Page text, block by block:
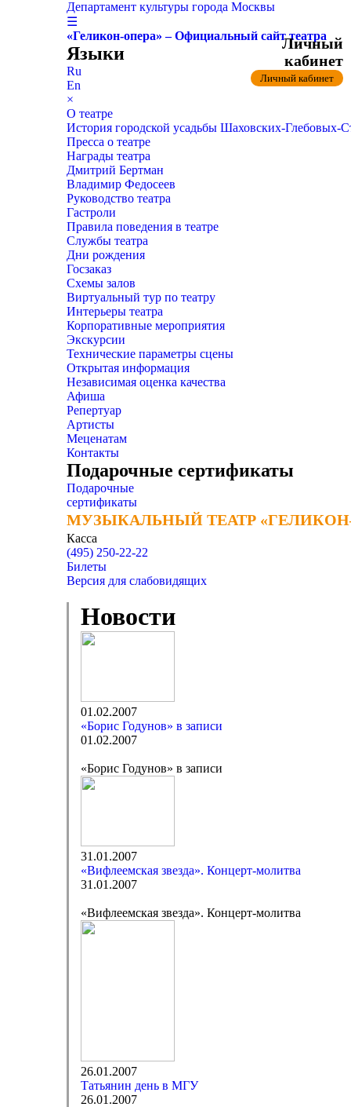
Департамент культуры города Москвы
☰
«Геликон-опера» – Официальный сайт театра
Языки
Ru
En
×
О театре
История городской усадьбы Шаховских-
Пресса о театре
Награды театра
Дмитрий Бертман
Владимир Федосеев
Руководство театра
Гастроли
Правила поведения в театре
Службы театра
Дни рождения
Госзаказ
Схемы залов
Виртуальный тур по театру
Интерьеры театра
Корпоративные мероприятия
Экскурсии
Технические параметры сцены
Открытая информация
Независимая оценка качества
Афиша
Репертуар
Артисты
Меценатам
Контакты
Подарочные сертификаты
Подарочные
сертификаты
МУЗЫКАЛЬНЫЙ ТЕАТР
МУЗЫКАЛЬНЫЙ ТЕАТР
Касса
(495) 250-22-22
Личный
кабинет
Личный кабинет
Билеты
Версия для слабовидящих
Новости
01.02.2007
«Борис Годунов» в записи
01.02.2007
«Борис Годунов» в записи
31.01.2007
«Вифлеемская звезда». Концерт-молитва
31.01.2007
«Вифлеемская звезда». Концерт-молитва
26.01.2007
Татьянин день в МГУ
26.01.2007